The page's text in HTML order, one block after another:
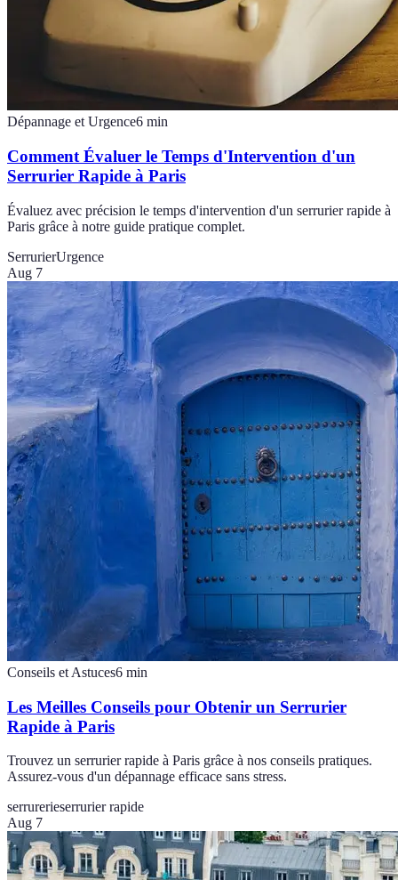
Dépannage et Urgence6 min
Comment Évaluer le Temps d'Intervention d'un
Serrurier Rapide à Paris
Évaluez avec précision le temps d'intervention d'un serrurier rapide à
Paris grâce à notre guide pratique complet.
SerrurierUrgence
Aug 7
Conseils et Astuces6 min
Les Meilles Conseils pour Obtenir un Serrurier
Rapide à Paris
Trouvez un serrurier rapide à Paris grâce à nos conseils pratiques.
Assurez-vous d'un dépannage efficace sans stress.
serrurerieserrurier rapide
Aug 7